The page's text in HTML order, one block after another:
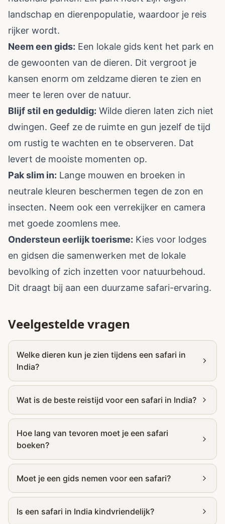
landschap en dierenpopulatie, waardoor je reis
rijker wordt.
Neem een gids: Een lokale gids kent het park en
de gewoonten van de dieren. Dit vergroot je
kansen enorm om zeldzame dieren te zien en
meer te leren over de natuur.
Blijf stil en geduldig: Wilde dieren laten zich niet
dwingen. Geef ze de ruimte en gun jezelf de tijd
om rustig te wachten en te observeren. Dat
levert de mooiste momenten op.
Pak slim in: Lange mouwen en broeken in
neutrale kleuren beschermen tegen de zon en
insecten. Neem ook een verrekijker en camera
met goede zoomlens mee.
Ondersteun eerlijk toerisme: Kies voor lodges
en gidsen die samenwerken met de lokale
bevolking of zich inzetten voor natuurbehoud.
Dit draagt bij aan een duurzame safari-ervaring.
Veelgestelde vragen
Welke dieren kun je zien tijdens een safari in
India?
Wat is de beste reistijd voor een safari in India?
Hoe lang van tevoren moet je een safari
boeken?
Moet je een gids nemen voor een safari?
Is een safari in India kindvriendelijk?